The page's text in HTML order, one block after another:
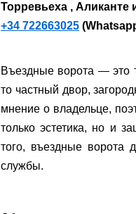
Торревьеха , Аликанте
+34 722663025
Въездные ворота — это
то частный двор,
мнение о владельце,
только эстетика, но и
того, въездные ворота
службы.